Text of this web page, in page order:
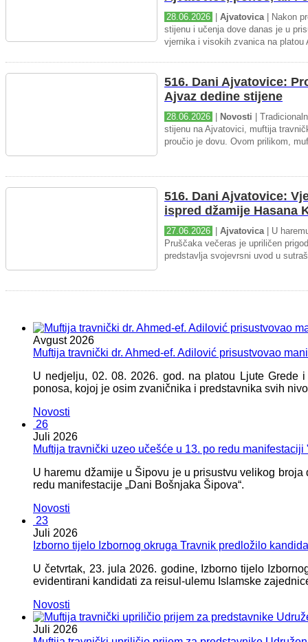
28.06.2026 Ajvatovica| Nakon
stijenu i učenja dove danas je u
vjernika i visokih zvanica na platou
516. Dani Ajvatovice:
Ajvaz dedine stijene
28.06.2026 Novosti |
stijenu na Ajvatovici, muftija
proučio je dovu. Ovom prilikom,
516. Dani Ajvatovice:
ispred džamije Hasana
27.06.2026 Ajvatovica| U
Pruščaka večeras je upriličen
predstavlja svojevrsni uvod u
Avgust 2026
Muftija travnički dr. Ahmed-ef. Adilović prisustvovao
U nedjelju, 02. 08. 2026. god. na platou Ljute
ponosa, kojoj je osim zvaničnika i predstavnika svih
Novosti
26
Juli 2026
Muftija travnički uzeo učešće u 13. po redu
U haremu džamije u Šipovu je u prisustvu velikog
redu manifestacije „Dani Bošnjaka Šipova“.
Novosti
23
Juli 2026
Izborno tijelo Izbornog okruga Travnik predložilo
U četvrtak, 23. jula 2026. godine, Izborno tijelo
evidentirani kandidati za reisul-ulemu Islamske
Novosti
Juli 2026